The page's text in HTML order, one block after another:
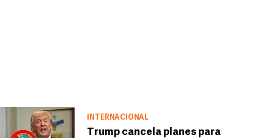
INTERNACIONAL
Trump cancela planes para